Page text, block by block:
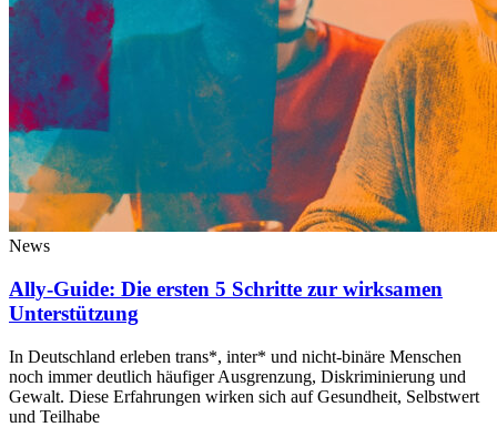
News
Ally-Guide: Die ersten 5 Schritte zur wirksamen
Unterstützung
In Deutschland erleben trans*, inter* und nicht-binäre Menschen
noch immer deutlich häufiger Ausgrenzung, Diskriminierung und
Gewalt. Diese Erfahrungen wirken sich auf Gesundheit, Selbstwert
und Teilhabe